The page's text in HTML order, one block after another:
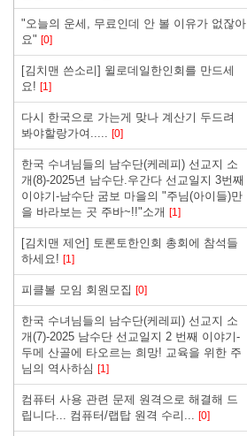
"오늘의 운세, 무료인데 안 볼 이유가 없잖아
요" [0]
[김치맨 쓴소리] 윌로데일한인회를 만드세
요! ​ [1]
다시 한국으로 가는게 맞나 계산기 두드려
봐야할랑가여..... [0]
한국 수녀님들의 남수단(케레피) 선교지 소
개(8)-2025년 남수단.우간다 선교일지 3번째
이야기-남수단 굼보 마을의 "주님(아이들)만
을 바라보는 곳 주바~!!"소개 [1]
[김치맨 제언] 토론토한인회 총회에 참석들
하세요! [1]
피클볼 모임 회원모집 [0]
한국 수녀님들의 남수단(케레피) 선교지 소
개(7)-2025 남수단 선교일지 2 번째 이야기-
두메 산골에 타오르는 희망! 교육을 위한 주
님의 역사하심 [1]
컴퓨터 사용 관련 문제 원격으로 해결해 드
립니다... 컴퓨터/랩탑 원격 수리... [0]